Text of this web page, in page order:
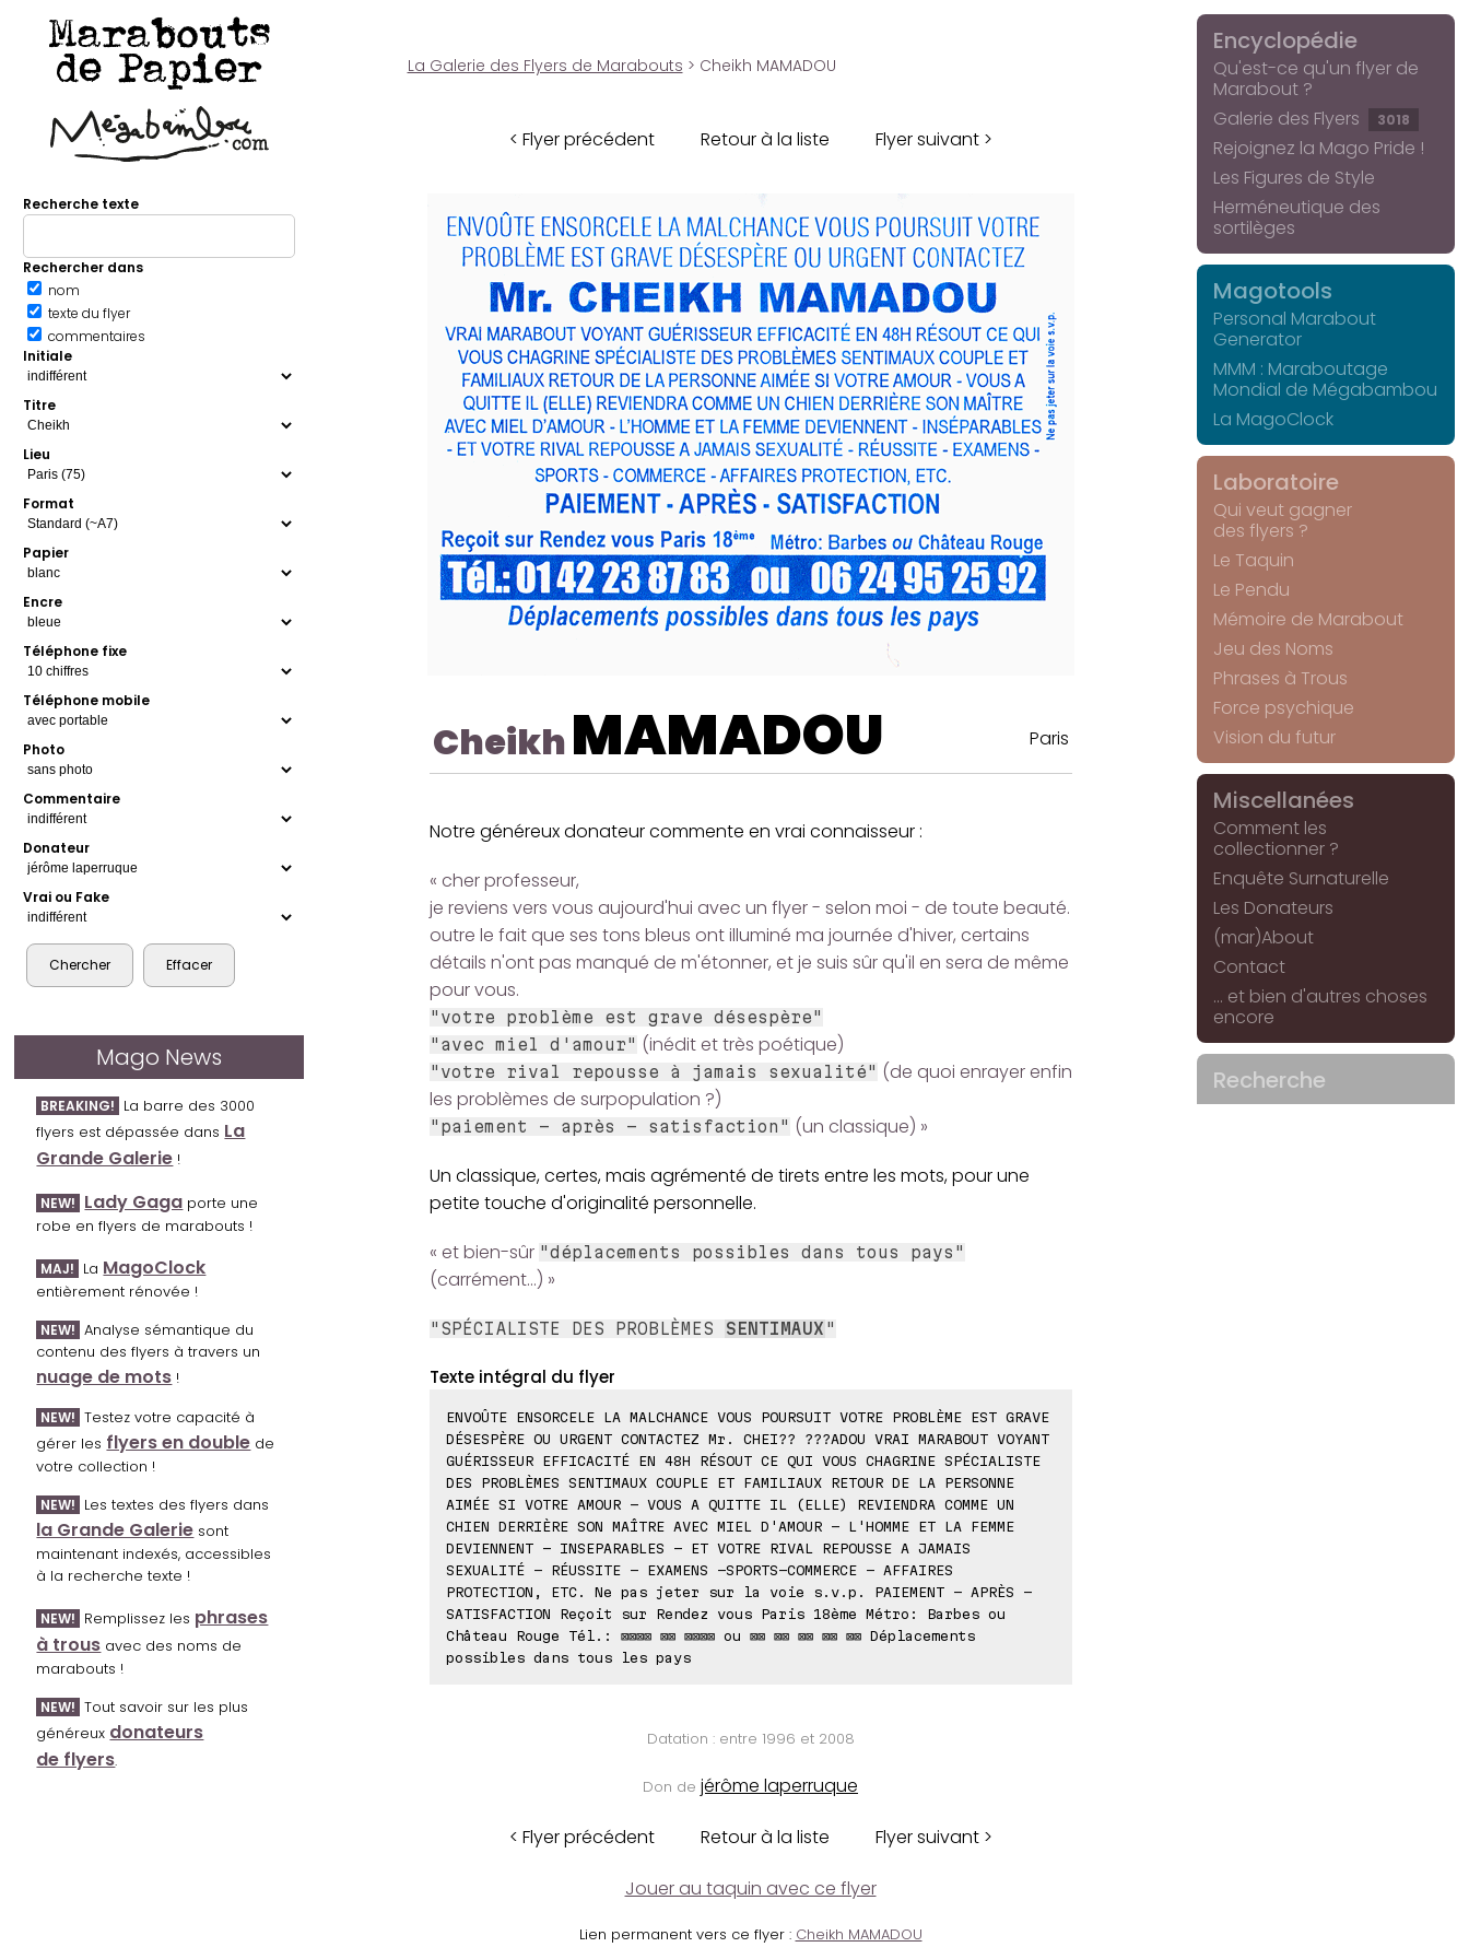
Marabouts
de Papier
Recherche texte
Rechercher dans
nom
texte du flyer
commentaires
Initiale
Titre
Lieu
Format
Papier
Encre
Téléphone fixe
Téléphone mobile
Photo
Commentaire
Donateur
Vrai ou Fake
Mago News
BREAKING! La barre des 3000
flyers est dépassée dans La
Grande Galerie !
NEW! Lady Gaga porte une
robe en flyers de marabouts !
MAJ! La MagoClock
entièrement rénovée !
NEW! Analyse sémantique du
contenu des flyers à travers un
nuage de mots !
NEW! Testez votre capacité à
gérer les flyers en double de
votre collection !
NEW! Les textes des flyers dans
la Grande Galerie sont
maintenant indexés, accessibles
à la recherche texte !
NEW! Remplissez les phrases
à trous avec des noms de
marabouts !
NEW! Tout savoir sur les plus
généreux donateurs
de flyers.
La Galerie des Flyers de Marabouts > Cheikh MAMADOU
< Flyer précédent Retour à la liste Flyer suivant >
CheikhMAMADOU Paris
Notre généreux donateur commente en vrai connaisseur :
« cher professeur,
je reviens vers vous aujourd'hui avec un flyer - selon moi - de toute beauté.
outre le fait que ses tons bleus ont illuminé ma journée d'hiver, certains
détails n'ont pas manqué de m'étonner, et je suis sûr qu'il en sera de même
pour vous.
"votre problème est grave désespère"
"avec miel d'amour" (inédit et très poétique)
"votre rival repousse à jamais sexualité" (de quoi enrayer enfin
les problèmes de surpopulation ?)
"paiement - après - satisfaction" (un classique) »
Un classique, certes, mais agrémenté de tirets entre les mots, pour une
petite touche d'originalité personnelle.
« et bien-sûr "déplacements possibles dans tous pays"
(carrément...) »
"SPÉCIALISTE DES PROBLÈMES SENTIMAUX "
Texte intégral du flyer
ENVOÛTE ENSORCELE LA MALCHANCE VOUS POURSUIT VOTRE PROBLÈME EST GRAVE
DÉSESPÈRE OU URGENT CONTACTEZ Mr. CHEI?? ???ADOU VRAI MARABOUT VOYANT
GUÉRISSEUR EFFICACITÉ EN 48H RÉSOUT CE QUI VOUS CHAGRINE SPÉCIALISTE
DES PROBLÈMES SENTIMAUX COUPLE ET FAMILIAUX RETOUR DE LA PERSONNE
AIMÉE SI VOTRE AMOUR - VOUS A QUITTE IL (ELLE) REVIENDRA COMME UN
CHIEN DERRIÈRE SON MAÎTRE AVEC MIEL D'AMOUR - L'HOMME ET LA FEMME
DEVIENNENT - INSEPARABLES - ET VOTRE RIVAL REPOUSSE A JAMAIS
SEXUALITÉ - RÉUSSITE - EXAMENS -SPORTS-COMMERCE - AFFAIRES
PROTECTION, ETC. Ne pas jeter sur la voie s.v.p. PAIEMENT - APRÈS -
SATISFACTION Reçoit sur Rendez vous Paris 18ème Métro: Barbes ou
Château Rouge Tél.: ⊠⊠⊠⊠ ⊠⊠ ⊠⊠⊠⊠ ou ⊠⊠ ⊠⊠ ⊠⊠ ⊠⊠ ⊠⊠ Déplacements
possibles dans tous les pays
Datation : entre 1996 et 2008
Don de jérôme laperruque
< Flyer précédent Retour à la liste Flyer suivant >
Jouer au taquin avec ce flyer
Lien permanent vers ce flyer : Cheikh MAMADOU
Encyclopédie
Qu'est-ce qu'un flyer de
Marabout ?
Galerie des Flyers
3018
Rejoignez la Mago Pride !
Les Figures de Style
Herméneutique des
sortilèges
Magotools
Personal Marabout
Generator
MMM : Maraboutage
Mondial de Mégabambou
La MagoClock
Laboratoire
Qui veut gagner
des flyers ?
Le Taquin
Le Pendu
Mémoire de Marabout
Jeu des Noms
Phrases à Trous
Force psychique
Vision du futur
Miscellanées
Comment les
collectionner ?
Enquête Surnaturelle
Les Donateurs
(mar)About
Contact
... et bien d'autres choses
encore
Recherche